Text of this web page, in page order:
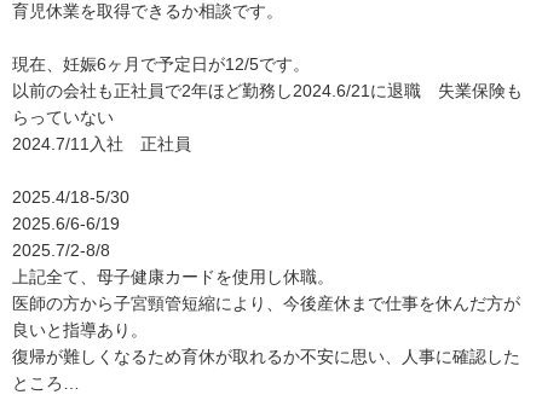
育児休業を取得できるか相談です。
現在、妊娠6ヶ月で予定日が12/5です。
以前の会社も正社員で2年ほど勤務し2024.6/21に退職　失業保険も
らっていない
2024.7/11入社　正社員
2025.4/18-5/30
2025.6/6-6/19
2025.7/2-8/8
上記全て、母子健康カードを使用し休職。
医師の方から子宮頸管短縮により、今後産休まで仕事を休んだ方が
良いと指導あり。
復帰が難しくなるため育休が取れるか不安に思い、人事に確認した
ところ…